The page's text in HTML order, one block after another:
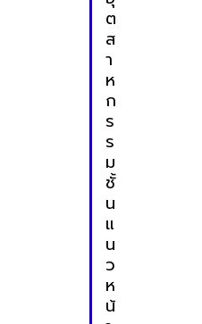
ต
ส
า
ห
ก
ร
ร
ม
ชั้
น
แ
น
ว
ห
น้